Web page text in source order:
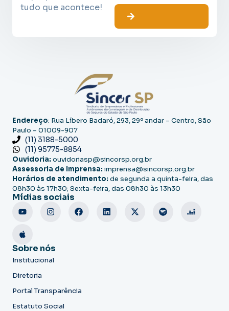
tudo que acontece!
Endereço: Rua Líbero Badaró, 293, 29º andar – Centro, São
Paulo – 01009-907
(11) 3188-5000
(11) 95775-8854
Ouvidoria: ouvidoriasp@sincorsp.org.br
Assessoria de Imprensa: imprensa@sincorsp.org.br
Horários de atendimento: de segunda a quinta-feira, das
08h30 às 17h30; Sexta-feira, das 08h30 às 13h30
Mídias sociais
Sobre nós
Institucional
Diretoria
Portal Transparência
Estatuto Social